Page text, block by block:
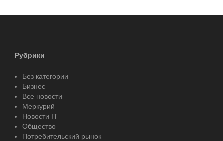
Рубрики
Без категории
Бизнес
Все новости
Меркурий
Новости IT
Общество
Потребительский рынок